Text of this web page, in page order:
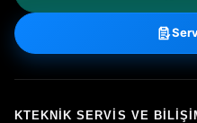
KTEKNIK SERVIS VE